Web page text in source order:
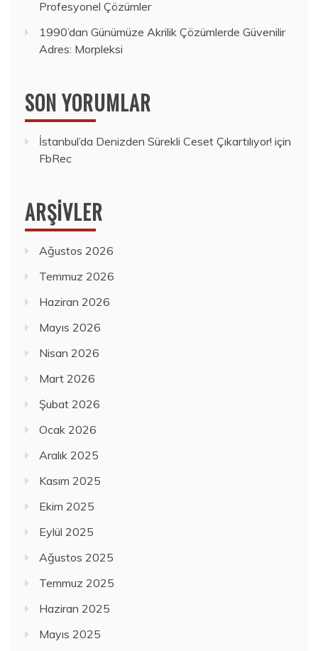
Profesyonel Çözümler
1990’dan Günümüze Akrilik Çözümlerde Güvenilir
Adres: Morpleksi
SON YORUMLAR
İstanbul’da Denizden Sürekli Ceset Çıkartılıyor! için
FbRec
ARŞIVLER
Ağustos 2026
Temmuz 2026
Haziran 2026
Mayıs 2026
Nisan 2026
Mart 2026
Şubat 2026
Ocak 2026
Aralık 2025
Kasım 2025
Ekim 2025
Eylül 2025
Ağustos 2025
Temmuz 2025
Haziran 2025
Mayıs 2025